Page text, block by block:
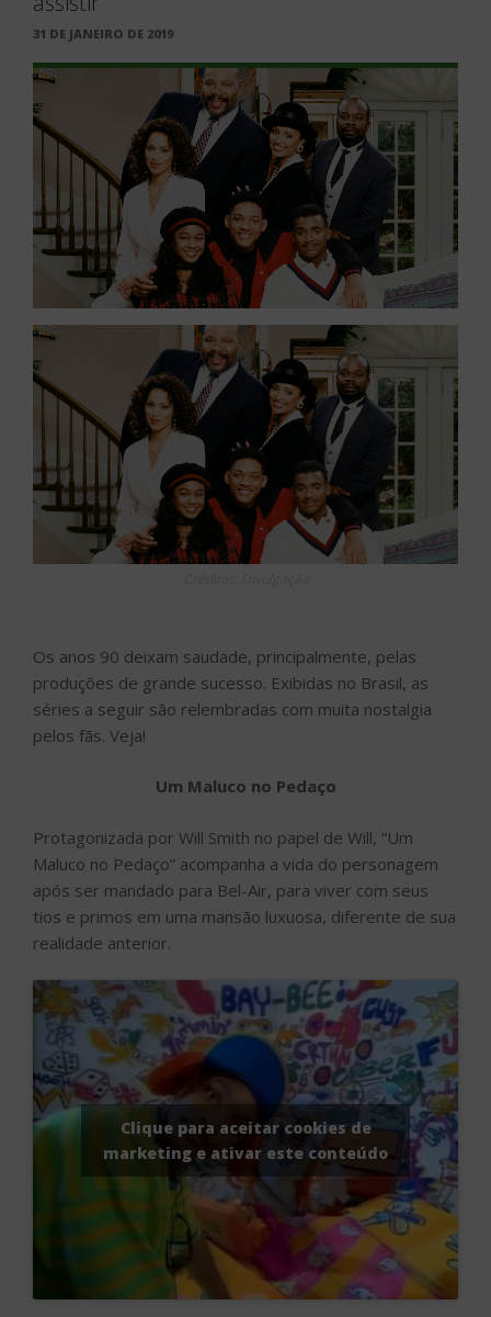
PUBLICADO
31 DE JANEIRO DE 2019
Os anos 90 deixam saudade, principalmente, pelas
produções de grande sucesso. Exibidas no Brasil, as
séries a seguir são relembradas com muita nostalgia
pelos fãs. Veja!
Um Maluco no Pedaço
Protagonizada por Will Smith no papel de Will, “Um
Maluco no Pedaço” acompanha a vida do personagem
após ser mandado para Bel-Air, para viver com seus
tios e primos em uma mansão luxuosa, diferente de sua
realidade anterior.
Clique para aceitar cookies de
marketing e ativar este conteúdo